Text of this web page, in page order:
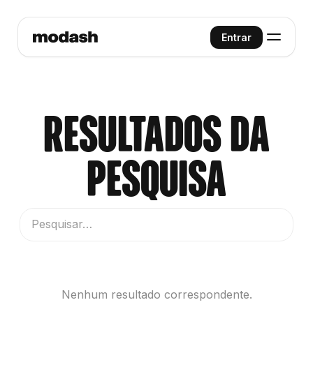
Resultados da
pesquisa
Nenhum resultado correspondente.
Entrar